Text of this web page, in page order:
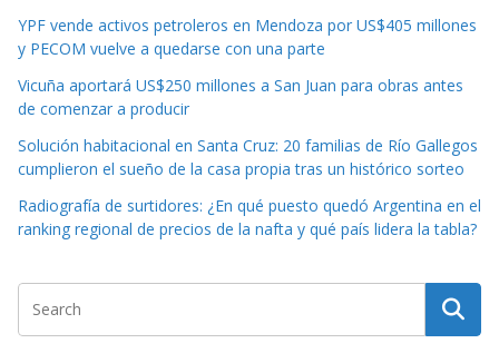
YPF vende activos petroleros en Mendoza por US$405 millones
y PECOM vuelve a quedarse con una parte
Vicuña aportará US$250 millones a San Juan para obras antes
de comenzar a producir
Solución habitacional en Santa Cruz: 20 familias de Río Gallegos
cumplieron el sueño de la casa propia tras un histórico sorteo
Radiografía de surtidores: ¿En qué puesto quedó Argentina en el
ranking regional de precios de la nafta y qué país lidera la tabla?